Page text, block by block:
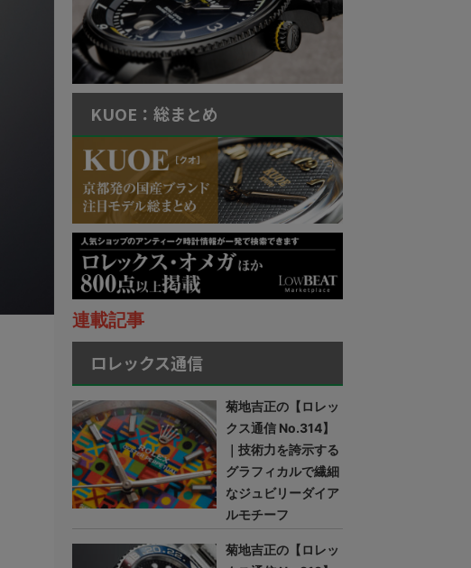
KUOE：総まとめ
連載記事
ロレックス通信
菊地吉正の【ロレッ
クス通信 No.314】
｜技術力を誇示する
グラフィカルで繊細
なジュビリーダイア
ルモチーフ
菊地吉正の【ロレッ